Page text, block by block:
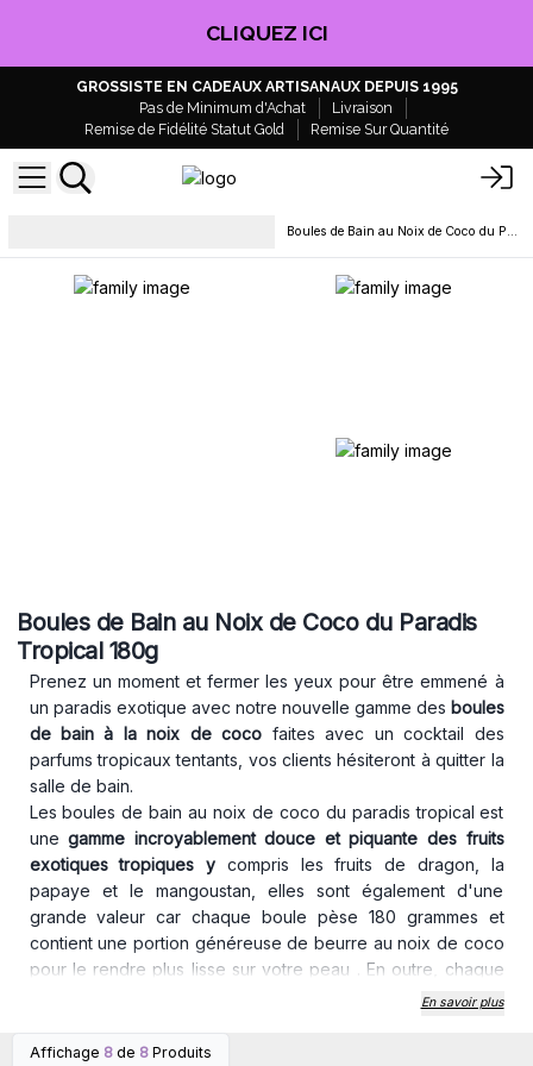
CLIQUEZ ICI
GROSSISTE EN CADEAUX ARTISANAUX DEPUIS 1995
Pas de Minimum d'Achat
Livraison
Remise de Fidélité Statut Gold
Remise Sur Quantité
Boules de Bain au Noix de Coco du Paradis Tropical 180g
Boules de Bain au Noix de Coco du Paradis
Tropical 180g
Prenez un moment et fermer les yeux pour être emmené à
un paradis exotique avec notre nouvelle gamme des boules
de bain à la noix de coco faites avec un cocktail des
parfums tropicaux tentants, vos clients hésiteront à quitter la
salle de bain.
Les boules de bain au noix de coco du paradis tropical est
unegamme incroyablement douce et piquante des fruits
exotiques tropiques y compris les fruits de dragon, la
papaye et le mangoustan, elles sont également d'une
grande valeur car chaque boule pèse 180 grammes et
contient une portion généreuse de beurre au noix de coco
pour le rendre plus lisse sur votre peau . En outre, chaque
boule de bain contient des épluchures de savon colorées
corps pendant votre relaxation au bain tropical.
En savoir plus
Affichage 8 de 8 Produits